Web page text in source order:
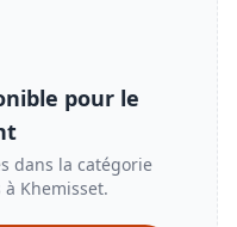
pour le
dans la catégorie
à Khemisset.